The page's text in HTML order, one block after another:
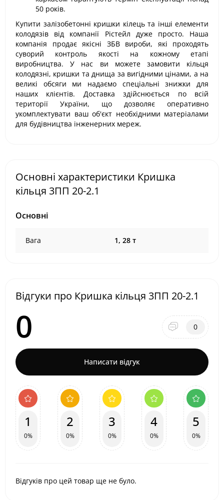
50 років.
Купити залізобетонні кришки кілець та інші елементи
колодязів від компанії Рістейл дуже просто. Наша
компанія продає якісні ЗБВ вироби, які проходять
суворий контроль якості на кожному етапі
виробництва. У нас ви можете замовити кільця
колодязні, кришки та днища за вигідними цінами, а на
великі обсяги ми надаємо спеціальні знижки для
наших клієнтів. Доставка здійснюється по всій
території України, що дозволяє оперативно
укомплектувати ваш об'єкт необхідними матеріалами
для будівництва інженерних мереж.
Основні характеристики Кришка
кільця 3ПП 20-2.1
Основні
Вага 1, 28 т
Відгуки про Кришка кільця 3ПП 20-2.1
0 0
Написати відгук
1
0%
2
0%
3
0%
4
0%
5
0%
Відгуків про цей товар ще не було.